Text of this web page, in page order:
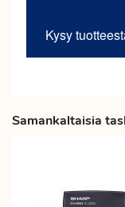
Kysy
Samankaltaisia